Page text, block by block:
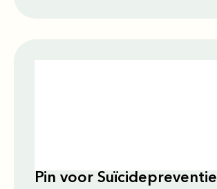
Pin voor Suïcidepreventie